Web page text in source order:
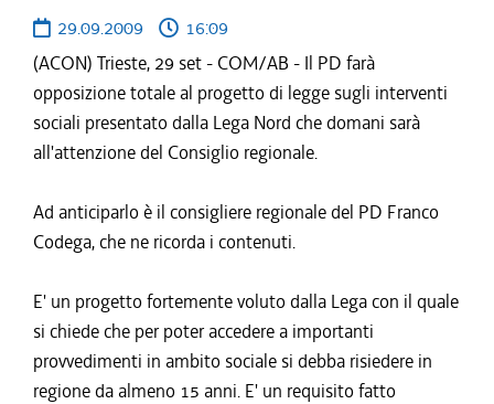
29.09.2009
16:09
(ACON) Trieste, 29 set - COM/AB - Il PD farà
opposizione totale al progetto di legge sugli interventi
sociali presentato dalla Lega Nord che domani sarà
all'attenzione del Consiglio regionale.
Ad anticiparlo è il consigliere regionale del PD Franco
Codega, che ne ricorda i contenuti.
E' un progetto fortemente voluto dalla Lega con il quale
si chiede che per poter accedere a importanti
provvedimenti in ambito sociale si debba risiedere in
regione da almeno 15 anni. E' un requisito fatto